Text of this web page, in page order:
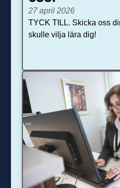
27 april 2026
TYCK TILL. Skicka oss
skulle vilja lära dig!